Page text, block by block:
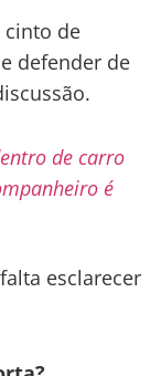
cinto de
defender de
de carro
é
esclarecer